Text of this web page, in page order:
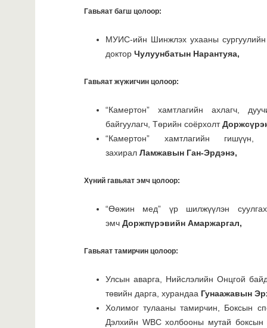
Гавьяат багш цолоор:
МУИС-ийн Шинжлэх ухааны
доктор Чулуунбатын Нарантуяа,
Гавьяат жүжигчин цолоор:
“Камертон” хамтлагийн ахлагч,
байгуулагч, Төрийн соёрхолт
“Камертон” хамтлагийн
захирал Ламжавын Ган-Эрдэнэ,
Хүний гавьяат эмч цолоор:
“Өөжин мед” үр шилжүүлэн
эмч Доржпүрэвийн Амаржаргал,
Гавьяат тамирчин цолоор:
Улсын аварга, Нийслэлийн Онцгой
төвийн дарга, хурандаа Гунаажавын
Холимог тулааны тамирчин, Боксын
Дэлхийн WBC холбооны мутай